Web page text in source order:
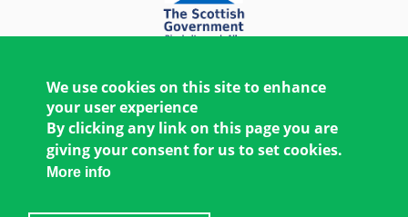
We use cookies on this site to enhance
your user experience
By clicking any link on this page you are
giving your consent for us to set cookies.
More info